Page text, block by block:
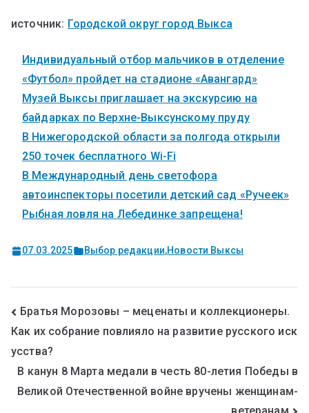
источник: Городской округ город Выкса
Индивидуальный отбор мальчиков в отделение
«Футбол» пройдет на стадионе «Авангард»
Музей Выксы приглашает на экскурсию на
байдарках по Верхне-Выксунскому пруду
В Нижегородской области за полгода открыли
250 точек бесплатного Wi-Fi
В Международный день светофора
автоинспекторы посетили детский сад «Ручеек»
Рыбная ловля на Лебединке запрещена!
07.03.2025 Выбор редакции,Новости Выксы
Братья Морозовы – меценаты и коллекционеры.
Как их собрание повлияло на развитие русского иск
усства?
В канун 8 Марта медали в честь 80-летия Победы в
Великой Отечественной войне вручены женщинам-